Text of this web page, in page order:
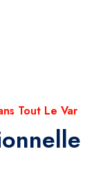
Tout Le Var